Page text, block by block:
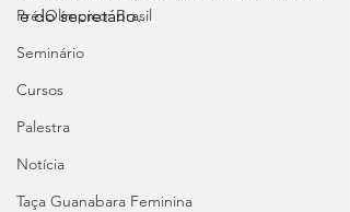
Pré-Olímpico: Brasil
Seminário
Cursos
Palestra
Notícia
Taça Guanabara Feminina
e do secretário.